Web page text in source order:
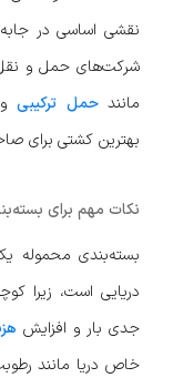
نقشی اساسی در
شرکت‌های حمل و نقل
مانندحمل ترکیبیو
بهترین کشتی برای
نکات مهم برای
بسته‌بندی محموله
دریایی است، زیرا
جدی بار و افزایش
خاص دریا مانند